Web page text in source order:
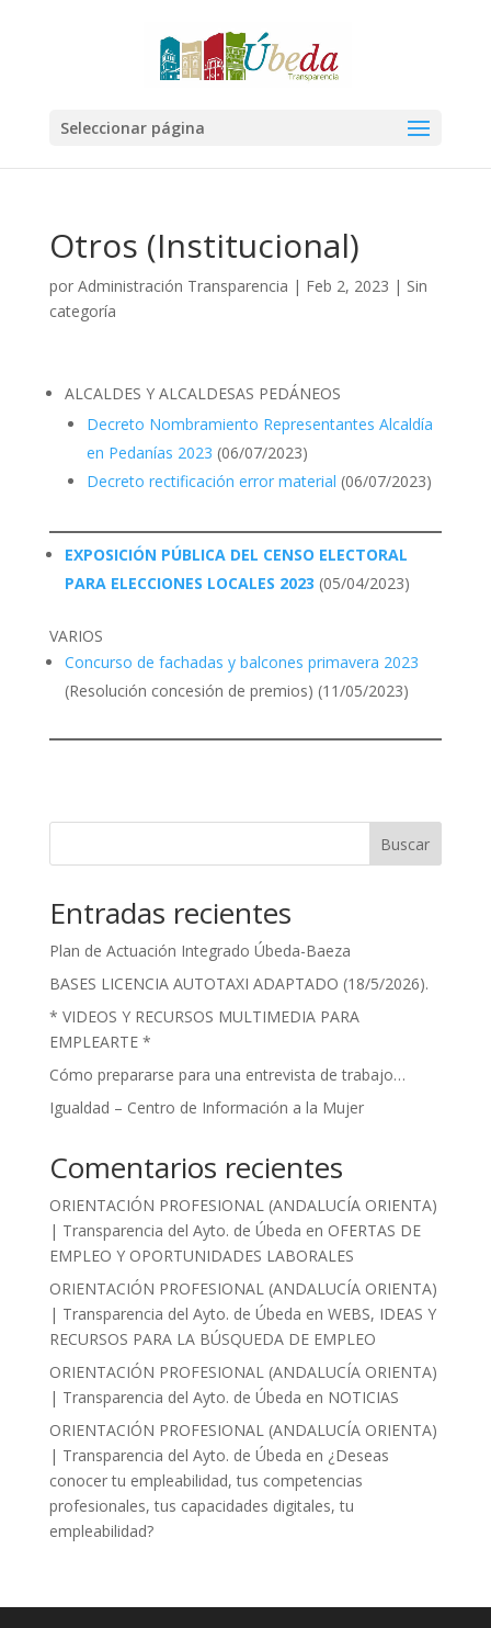
Seleccionar página
Otros (Institucional)
por Administración Transparencia | Feb 2, 2023 | Sin
categoría
ALCALDES Y ALCALDESAS PEDÁNEOS
Decreto Nombramiento Representantes Alcaldía
en Pedanías 2023 (06/07/2023)
Decreto rectificación error material (06/07/2023)
EXPOSICIÓN PÚBLICA DEL CENSO ELECTORAL
PARA ELECCIONES LOCALES 2023 (05/04/2023)
VARIOS
Concurso de fachadas y balcones primavera 2023
(Resolución concesión de premios) (11/05/2023)
Buscar
Entradas recientes
Plan de Actuación Integrado Úbeda-Baeza
BASES LICENCIA AUTOTAXI ADAPTADO (18/5/2026).
* VIDEOS Y RECURSOS MULTIMEDIA PARA
EMPLEARTE *
Cómo prepararse para una entrevista de trabajo…
Igualdad – Centro de Información a la Mujer
Comentarios recientes
ORIENTACIÓN PROFESIONAL (ANDALUCÍA ORIENTA)
| Transparencia del Ayto. de Úbeda en OFERTAS DE
EMPLEO Y OPORTUNIDADES LABORALES
ORIENTACIÓN PROFESIONAL (ANDALUCÍA ORIENTA)
| Transparencia del Ayto. de Úbeda en WEBS, IDEAS Y
RECURSOS PARA LA BÚSQUEDA DE EMPLEO
ORIENTACIÓN PROFESIONAL (ANDALUCÍA ORIENTA)
| Transparencia del Ayto. de Úbeda en NOTICIAS
ORIENTACIÓN PROFESIONAL (ANDALUCÍA ORIENTA)
| Transparencia del Ayto. de Úbeda en ¿Deseas
conocer tu empleabilidad, tus competencias
profesionales, tus capacidades digitales, tu
empleabilidad?